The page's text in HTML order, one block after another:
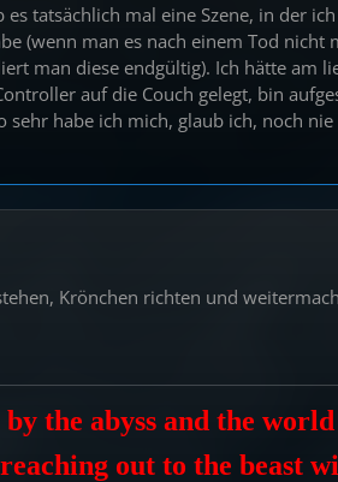
tatsächlich mal eine Szene, in der
(wenn man es nach einem Tod
man diese endgültig). Ich hätte am
auf die Couch gelegt, bin
sehr habe ich mich, glaub ich, noch
Krönchen richten und
the abyss and the
out to the beast